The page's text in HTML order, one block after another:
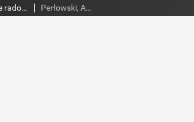
Słowo Ludu,1992 R.XLIII, nr 16 (wydanie radomskie) Perłowski, Adam. Red.